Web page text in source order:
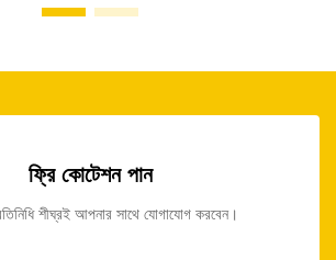
ফ্রি কোটেশন পান
শীঘ্রই আপনার সাথে যোগাযোগ করবেন।